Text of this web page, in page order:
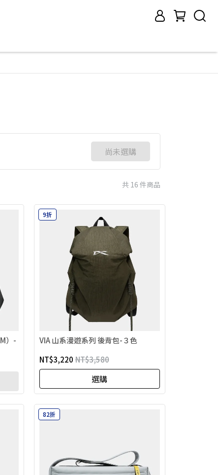
尚未選購
共 16 件商品
）-
9折
VIA 山系漫遊系列 後背包-３色
NT$3,220 NT$3,580
選購
82折